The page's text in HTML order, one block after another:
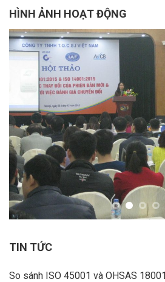
HÌNH ẢNH HOẠT ĐỘNG
TIN TỨC
So sánh ISO 45001 và OHSAS